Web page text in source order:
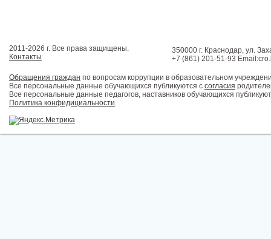
2011-2026 г. Все права защищены.
Контакты
350000 г. Краснодар, ул.
+7 (861) 201-51-93
Обращения граждан по вопросам коррупции в образовательном
Все персональные данные обучающихся публикуются с согласия
Все персональные данные педагогов, наставников обучающихся
Политика конфидициальности.